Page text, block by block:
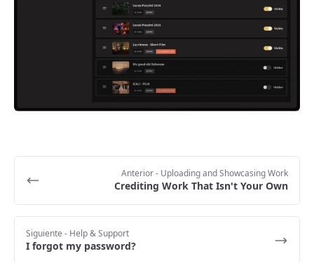
Anterior- Uploading and Showcasing Work
Crediting Work That Isn't Your Own
Siguiente - Help & Support
I forgot my password?